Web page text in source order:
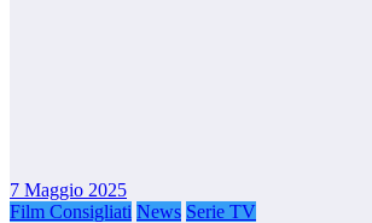
7 Maggio 2025
Film Consigliati News Serie TV